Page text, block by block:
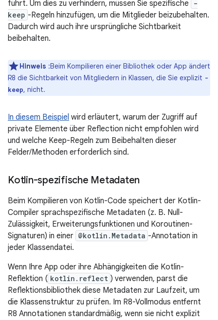
führt. Um dies zu verhindern, müssen Sie spezifische
-
keep -Regeln hinzufügen, um die Mitglieder beizubehalten.
Dadurch wird auch ihre ursprüngliche Sichtbarkeit
beibehalten.
Hinweis :Beim Kompilieren einer Bibliothek oder App ändert
R8 die Sichtbarkeit von Mitgliedern in Klassen, die Sie explizit -
keep, nicht.
In diesem Beispiel wird erläutert, warum der Zugriff auf
private Elemente über Reflection nicht empfohlen wird
und welche Keep-Regeln zum Beibehalten dieser
Felder/Methoden erforderlich sind.
Kotlin-spezifische Metadaten
Beim Kompilieren von Kotlin-Code speichert der Kotlin-
Compiler sprachspezifische Metadaten (z. B. Null-
Zulässigkeit, Erweiterungsfunktionen und Koroutinen-
Signaturen) in einer @kotlin.Metadata -Annotation in
jeder Klassendatei.
Wenn Ihre App oder ihre Abhängigkeiten die Kotlin-
Reflektion ( kotlin.reflect ) verwenden, parst die
Reflektionsbibliothek diese Metadaten zur Laufzeit, um
die Klassenstruktur zu prüfen. Im R8-Vollmodus entfernt
R8 Annotationen standardmäßig, wenn sie nicht explizit